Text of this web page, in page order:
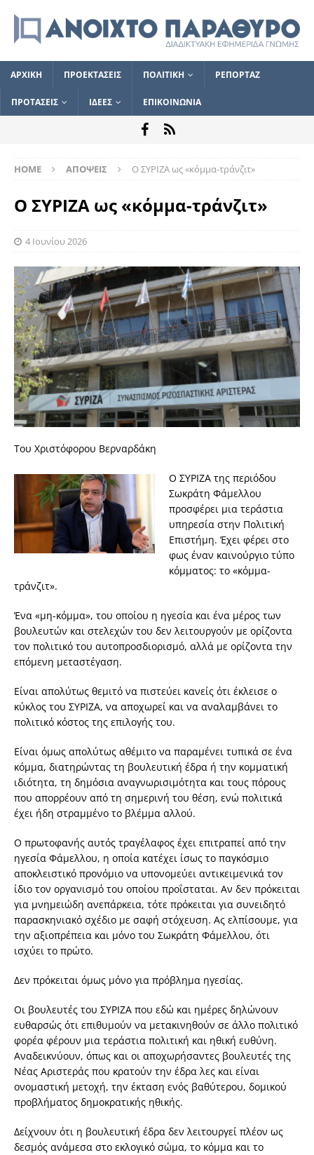
ΑΡΧΙΚΗ ΠΡΟΕΚΤΑΣΕΙΣ ΠΟΛΙΤΙΚΗ ΡΕΠΟΡΤΑΖ
ΠΡΟΤΑΣΕΙΣ ΙΔΕΕΣ ΕΠΙΚΟΙΝΩΝΙΑ
HOME ΑΠΟΨΕΙΣ Ο ΣΥΡΙΖΑ ως «κόμμα-τράνζιτ»
Ο ΣΥΡΙΖΑ ως «κόμμα-τράνζιτ»
4 Ιουνίου 2026
Του Χριστόφορου Βερναρδάκη
Ο ΣΥΡΙΖΑ της περιόδου
Σωκράτη Φάμελλου
προσφέρει μια τεράστια
υπηρεσία στην Πολιτική
Επιστήμη. Έχει φέρει στο
φως έναν καινούργιο τύπο
κόμματος: το «κόμμα-
τράνζιτ».
Ένα «μη-κόμμα», του οποίου η ηγεσία και ένα μέρος των
βουλευτών και στελεχών του δεν λειτουργούν με ορίζοντα
τον πολιτικό του αυτοπροσδιορισμό, αλλά με ορίζοντα την
επόμενη μεταστέγαση.
Είναι απολύτως θεμιτό να πιστεύει κανείς ότι έκλεισε ο
κύκλος του ΣΥΡΙΖΑ, να αποχωρεί και να αναλαμβάνει το
πολιτικό κόστος της επιλογής του.
Είναι όμως απολύτως αθέμιτο να παραμένει τυπικά σε ένα
κόμμα, διατηρώντας τη βουλευτική έδρα ή την κομματική
ιδιότητα, τη δημόσια αναγνωρισιμότητα και τους πόρους
που απορρέουν από τη σημερινή του θέση, ενώ πολιτικά
έχει ήδη στραμμένο το βλέμμα αλλού.
Ο πρωτοφανής αυτός τραγέλαφος έχει επιτραπεί από την
ηγεσία Φάμελλου, η οποία κατέχει ίσως το παγκόσμιο
αποκλειστικό προνόμιο να υπονομεύει αντικειμενικά τον
ίδιο τον οργανισμό του οποίου προΐσταται. Αν δεν πρόκειται
για μνημειώδη ανεπάρκεια, τότε πρόκειται για συνειδητό
παρασκηνιακό σχέδιο με σαφή στόχευση. Ας ελπίσουμε, για
την αξιοπρέπεια και μόνο του Σωκράτη Φάμελλου, ότι
ισχύει το πρώτο.
Δεν πρόκειται όμως μόνο για πρόβλημα ηγεσίας.
Οι βουλευτές του ΣΥΡΙΖΑ που εδώ και ημέρες δηλώνουν
ευθαρσώς ότι επιθυμούν να μετακινηθούν σε άλλο πολιτικό
φορέα φέρουν μια τεράστια πολιτική και ηθική ευθύνη.
Αναδεικνύουν, όπως και οι αποχωρήσαντες βουλευτές της
Νέας Αριστεράς που κρατούν την έδρα λες και είναι
ονομαστική μετοχή, την έκταση ενός βαθύτερου, δομικού
προβλήματος δημοκρατικής ηθικής.
Δείχνουν ότι η βουλευτική έδρα δεν λειτουργεί πλέον ως
δεσμός ανάμεσα στο εκλογικό σώμα, το κόμμα και το